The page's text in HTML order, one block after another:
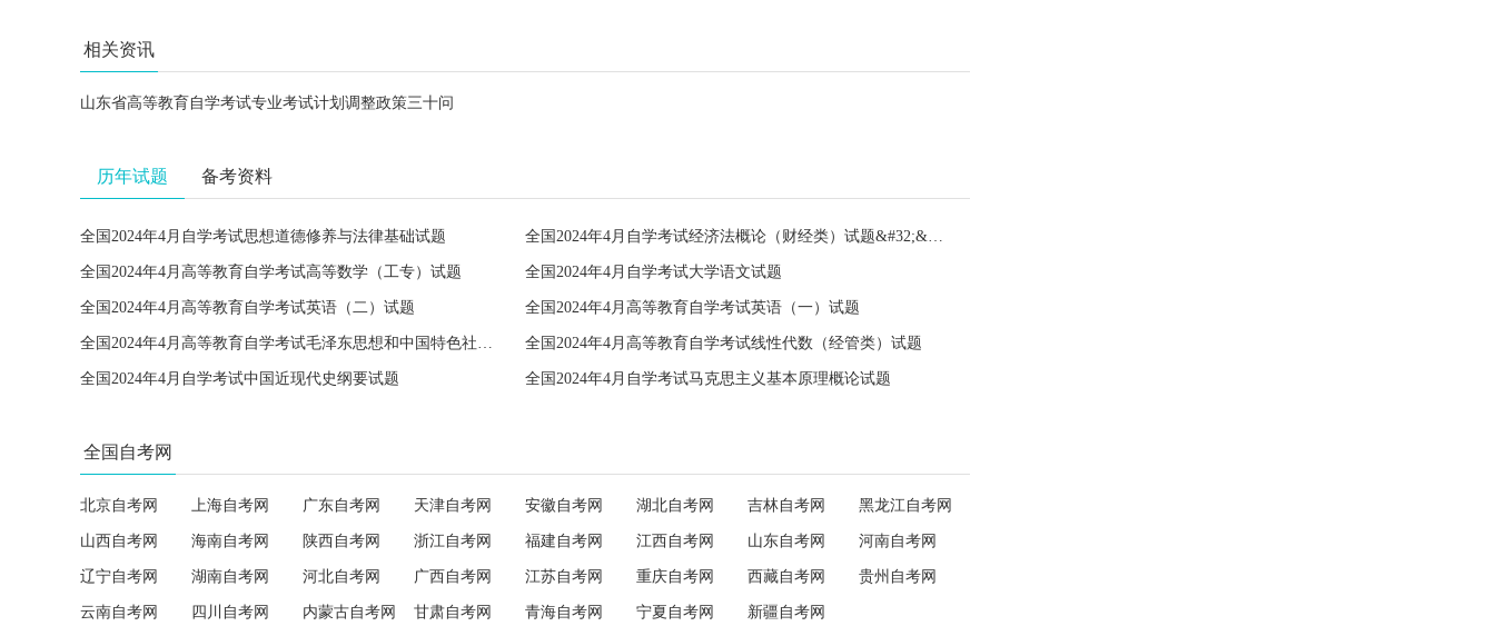
相关资讯
山东省高等教育自学考试专业考试计划调整政策三十问
历年试题 备考资料
全国2024年4月自学考试思想道德修养与法律基础试题 全国2024年4月自学考试经济法概论（财经类）试题&#32;&#32;
全国2024年4月高等教育自学考试高等数学（工专）试题 全国2024年4月自学考试大学语文试题
全国2024年4月高等教育自学考试英语（二）试题 全国2024年4月高等教育自学考试英语（一）试题
全国2024年4月高等教育自学考试毛泽东思想和中国特色社会主义理论体系概论试题 全国2024年4月高等教育自学考试线性代数（经管类）试题
全国2024年4月自学考试中国近现代史纲要试题 全国2024年4月自学考试马克思主义基本原理概论试题
全国自考网
北京自考网 上海自考网 广东自考网 天津自考网 安徽自考网 湖北自考网 吉林自考网 黑龙江自考网
山西自考网 海南自考网 陕西自考网 浙江自考网 福建自考网 江西自考网 山东自考网 河南自考网
辽宁自考网 湖南自考网 河北自考网 广西自考网 江苏自考网 重庆自考网 西藏自考网 贵州自考网
云南自考网 四川自考网 内蒙古自考网 甘肃自考网 青海自考网 宁夏自考网 新疆自考网